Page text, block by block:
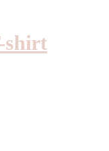
shirt